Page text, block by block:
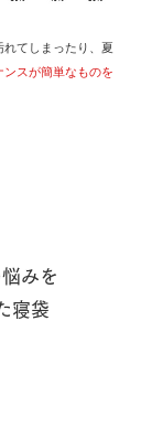
てしまったり、夏
ンスが簡単なものを
みを
寝袋